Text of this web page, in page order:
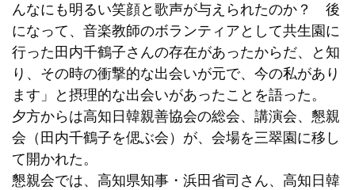
んなにも明るい笑顔と歌声が与えられたのか？ 後
になって、音楽教師のボランティアとして共生園に
行った田内千鶴子さんの存在があったからだ、と知
り、その時の衝撃的な出会いが元で、今の私があり
ます」と摂理的な出会いがあったことを語った。
夕方からは高知日韓親善協会の総会、講演会、懇親
会（田内千鶴子を偲ぶ会）が、会場を三翠園に移し
て開かれた。
懇親会では、高知県知事・浜田省司さん、高知日韓